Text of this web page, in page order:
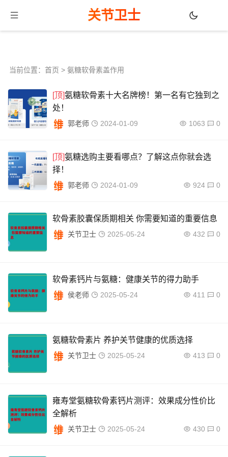
关节卫士
当前位置： 首页 > 氨糖软骨素盖作用
[顶]氨糖软骨素十大名牌榜！第一名有它独到之
处！
郭老师 2024-01-09 1063 0
[顶]氨糖选购主要看哪点？了解这点你就会选
择！
郭老师 2024-01-09 924 0
软骨素胶囊保质期相关 你需要知道的重要信息
关节卫士 2025-05-24 432 0
软骨素钙片与氨糖：健康关节的得力助手
侯老师 2025-05-24 411 0
氨糖软骨素片 养护关节健康的优质选择
关节卫士 2025-05-24 413 0
雍寿堂氨糖软骨素钙片测评：效果成分性价比
全解析
关节卫士 2025-05-24 430 0